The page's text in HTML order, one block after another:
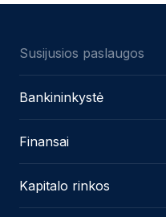
Susijusios paslaugos
Bankininkystė
Finansai
Kapitalo rinkos